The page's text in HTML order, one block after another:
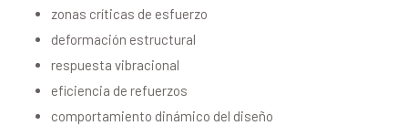
zonas críticas de esfuerzo
deformación estructural
respuesta vibracional
eficiencia de refuerzos
comportamiento dinámico del diseño